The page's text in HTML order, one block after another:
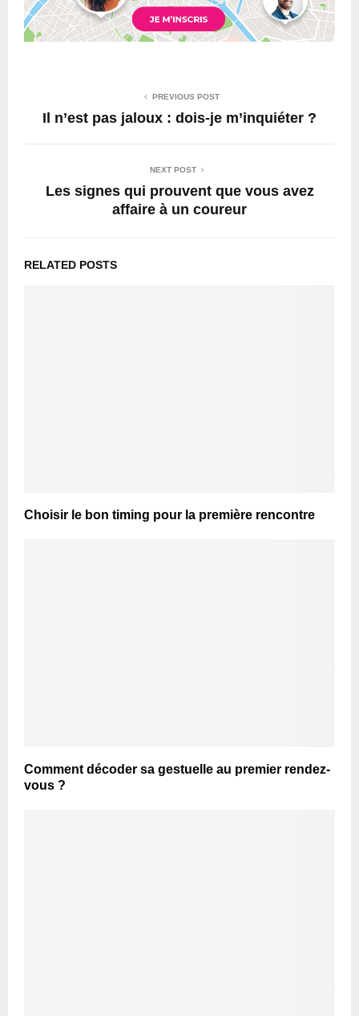
PREVIOUS POST
Il n’est pas jaloux : dois-je m’inquiéter ?
NEXT POST
Les signes qui prouvent que vous avez
affaire à un coureur
RELATED POSTS
Choisir le bon timing pour la première rencontre
Comment décoder sa gestuelle au premier rendez-
vous ?